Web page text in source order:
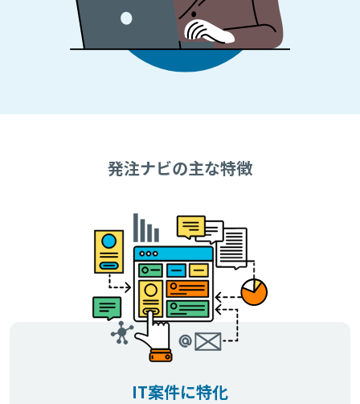
発注ナビの主な特徴
IT案件に特化